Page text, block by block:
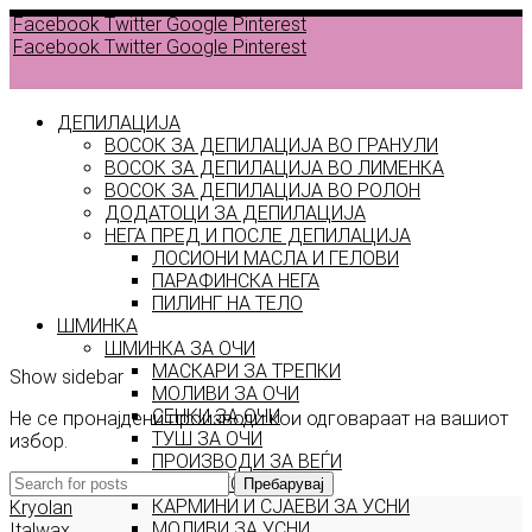
Facebook Twitter Google Pinterest
Facebook Twitter Google Pinterest
ДЕПИЛАЦИЈА
ВОСОК ЗА ДЕПИЛАЦИЈА ВО ГРАНУЛИ
ВОСОК ЗА ДЕПИЛАЦИЈА ВО ЛИМЕНКА
ВОСОК ЗА ДЕПИЛАЦИЈА ВО РОЛОН
ДОДАТОЦИ ЗА ДЕПИЛАЦИЈА
НЕГА ПРЕД И ПОСЛЕ ДЕПИЛАЦИЈА
ЛОСИОНИ МАСЛА И ГЕЛОВИ
ПАРАФИНСКА НЕГА
ПИЛИНГ НА ТЕЛО
ШМИНКА
ШМИНКА ЗА ОЧИ
МАСКАРИ ЗА ТРЕПКИ
МОЛИВИ ЗА ОЧИ
СЕНКИ ЗА ОЧИ
ТУШ ЗА ОЧИ
ПРОИЗВОДИ ЗА ВЕЃИ
ШМИНКА ЗА УСНИ
КАРМИНИ И СЈАЕВИ ЗА УСНИ
products
male
Show sidebar
Не се пронајдени производи кои одговараат на вашиот
избор.
Пребарувај
Kryolan